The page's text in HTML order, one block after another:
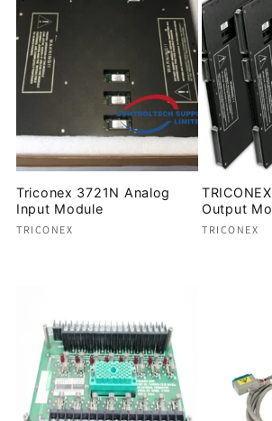
Triconex 3721N Analog
Input Module
Proveedor:
TRICONEX
Output
Proveedor:
TRICONEX